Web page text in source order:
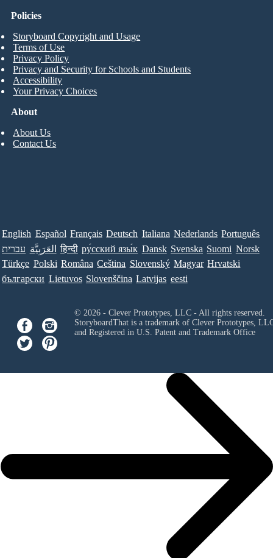
About
About Us
Contact Us
Policies
Storyboard Copyright and Usage
Terms of Use
Privacy Policy
Privacy and Security for Schools and Students
Accessibility
Your Privacy Choices
English Español Français Deutsch Italiana Nederlands Português
עברית العَرَبِيَّة हिन्दी ру́сский язы́к Dansk Svenska Suomi Norsk
Türkçe Polski Româna Ceština Slovenský Magyar Hrvatski
български Lietuvos Slovenščina Latvijas eesti
© 2026 - Clever Prototypes, LLC - All rights reserved.
StoryboardThat is a trademark of Clever Prototypes,
and Registered in U.S. Patent and Trademark Office